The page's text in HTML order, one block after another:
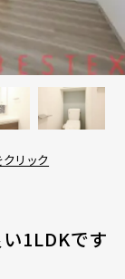
リック
1LDKです